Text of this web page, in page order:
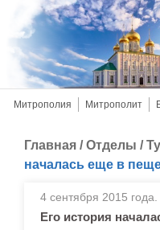
Митрополия Митрополит
Главная /Отделы /
началась еще в
4 сентября 2015 года.
Его история